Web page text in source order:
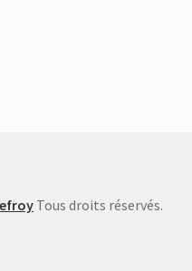
Tous droits réservés.